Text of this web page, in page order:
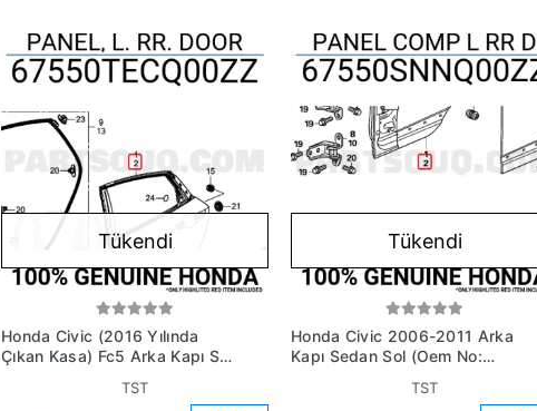
Tükendi
Honda Civic (2016 Yılında
Çıkan Kasa) Fc5 Arka Kapı Sol
TST
Tükendi
Honda Civic 2006-2011 Arka
Kapı Sedan Sol (Oem No:
TST